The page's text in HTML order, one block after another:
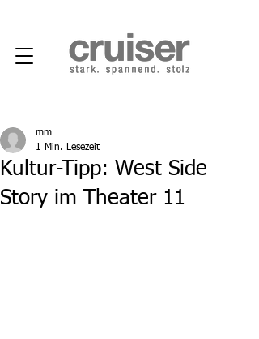
Kultur-Tipp: West Side
Story im Theater 11
mm
1 Min. Lesezeit